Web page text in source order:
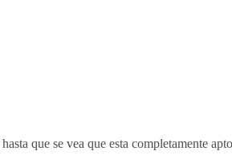
que se vea que esta completamente